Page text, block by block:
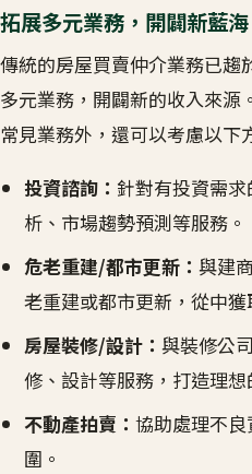
拓展多元業務，開闢新藍海
傳統的房屋買賣仲介業務已趨
多元業務，開闢新的收入來
常見業務外，還可以考慮以下
投資諮詢： 針對有投資需
析、市場趨勢預測等服務。
危老重建/都市更新：與建
老重建或都市更新，從中獲
房屋裝修/設計：與裝修公
修、設計等服務，打造理想
不動產拍賣：協助處理不
圍。